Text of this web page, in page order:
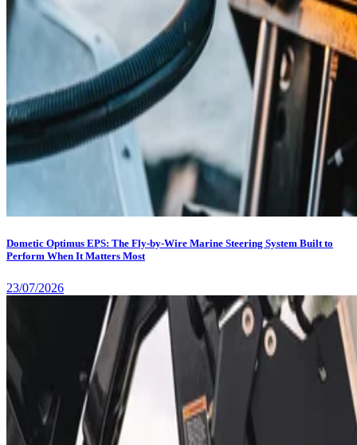
Dometic Optimus EPS: The Fly-by-Wire Marine Steering System Built to
Perform When It Matters Most
23/07/2026